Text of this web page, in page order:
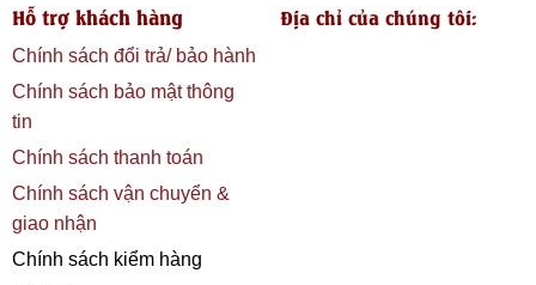
Hỗ trợ khách hàng
Chính sách đổi trả/ bảo hành
Chính sách bảo mật thông
tin
Chính sách thanh toán
Chính sách vận chuyển &
giao nhận
Chính sách kiểm hàng
Địa chỉ của chúng tôi: